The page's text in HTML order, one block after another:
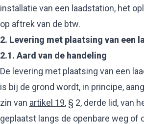
installatie van een laadstation, het
op aftrek van de btw.
2. Levering met plaatsing van een
2.1. Aard van de handeling
De levering met plaatsing van een
is bij de grond wordt, in principe,
zin van artikel 19, § 2, derde lid, van
geplaatst langs de openbare weg of